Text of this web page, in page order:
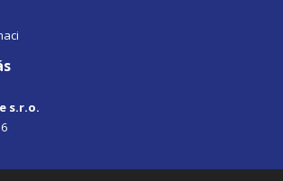
s.r.o.